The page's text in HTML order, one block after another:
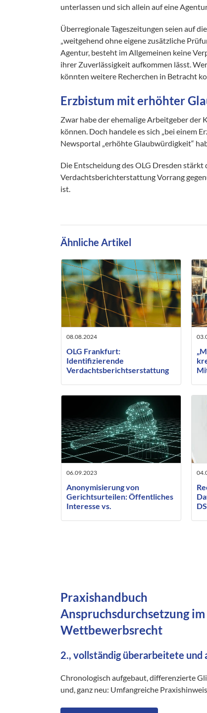
unterlassen und sich allein auf eine
Überregionale Tageszeitungen seien auf
„weitgehend ohne eigene zusätzliche
Agentur, besteht im Allgemeinen keine
ihrer Zuverlässigkeit aufkommen lässt.
könnten weitere Recherchen in Betracht
Erzbistum mit erhöhter
Zwar habe der ehemalige Arbeitgeber
können. Doch handele es sich „bei einem
Newsportal „erhöhte Glaubwürdigkeit“
Die Entscheidung des OLG Dresden
Verdachtsberichterstattung Vorrang
ist.
Ähnliche Artikel
08.08.2024
OLG Frankfurt:
Identifizierende
Verdachtsberichtserstattung
Betroffenen
06.09.2023
Anonymisierung von
Gerichtsurteilen: Öffentliches
Interesse vs.
Praxishandbuch
Anspruchsdurchsetzung im
Wettbewerbsrecht
2., vollständig überarbeitete und
Chronologisch aufgebaut, differenzierte
und, ganz neu: Umfangreiche